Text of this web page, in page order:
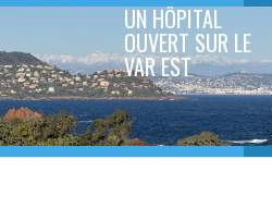
UN HÔPITAL
OUVERT SUR LE
VAR EST